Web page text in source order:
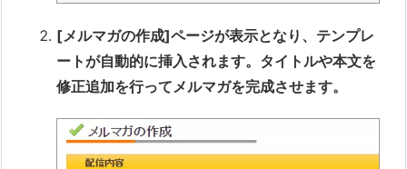
[メルマガの作成]ページが表示となり、テンプレ
ートが自動的に挿入されます。タイトルや本文を
修正追加を行ってメルマガを完成させます。